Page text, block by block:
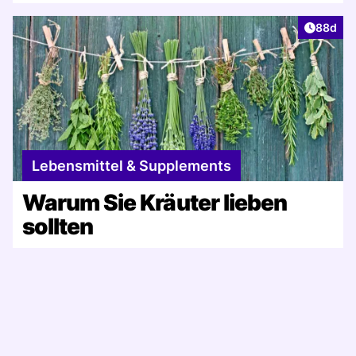
Artikel
88d
Lebensmittel & Supplements
Warum Sie Kräuter lieben
sollten